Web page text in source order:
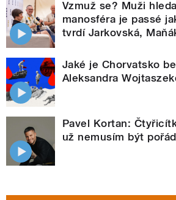
Vzmuž se? Muži
manosféra je passé
tvrdí Jarkovská,
Jaké je Chorvatsko
Aleksandra
Pavel Kortan:
už nemusím být